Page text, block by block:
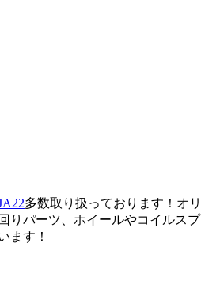
多数取り扱っております！オリ
りパーツ、ホイールやコイルスプ
ます！